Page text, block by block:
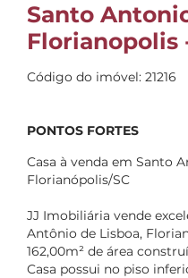
Santo
Florianopolis
Código do imóvel: 21216
PONTOS FORTES
Casa à venda em Santo
Florianópolis/SC
JJ Imobiliária vende
Antônio de Lisboa,
162,00m² de área
Casa possui no piso